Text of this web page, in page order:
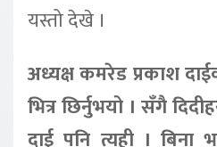
यस्तो देखे ।
अध्यक्ष कमरेड प्रकाश
भित्र छिर्नुभयो । सँगै
दाई पनि त्यही ।